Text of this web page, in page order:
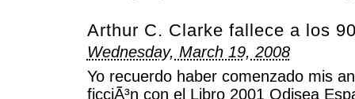
Arthur C. Clarke fallece a los
Wednesday, March 19, 2008
Yo recuerdo haber comenzado mis
ficciÃ³n con el Libro 2001 Odisea